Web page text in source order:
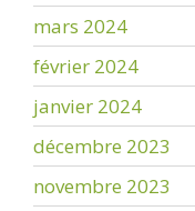
mars 2024
février 2024
janvier 2024
décembre 2023
novembre 2023